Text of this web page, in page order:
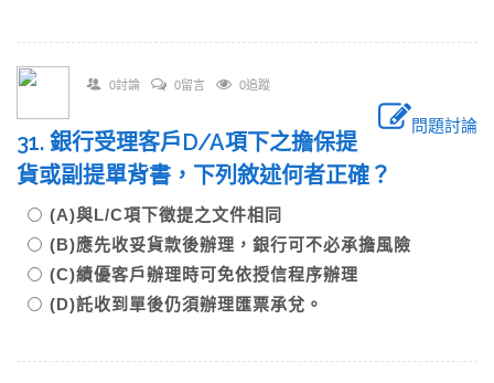
0討論 0留言 0追蹤
問題討論
31. 銀行受理客戶D/A項下之擔保提
貨或副提單背書，下列敘述何者正確？
(A)與L/C項下徵提之文件相同
(B)應先收妥貨款後辦理，銀行可不必承擔風險
(C)績優客戶辦理時可免依授信程序辦理
(D)託收到單後仍須辦理匯票承兌。